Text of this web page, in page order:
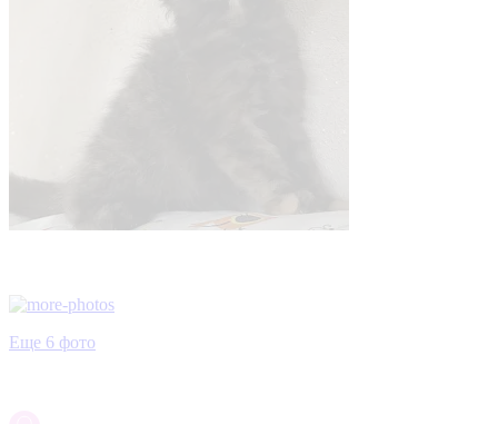
Еще 6 фото